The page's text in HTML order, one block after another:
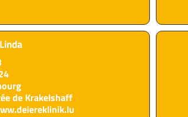
Linda
de Krakelshaff